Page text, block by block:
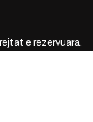
e rezervuara.